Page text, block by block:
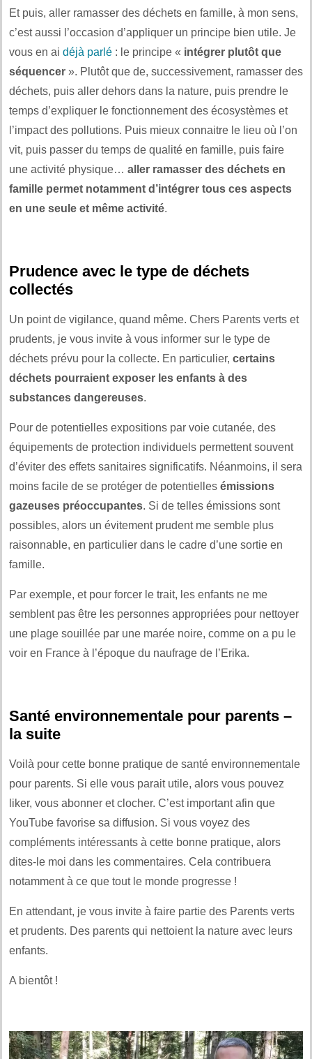
Et puis, aller ramasser des déchets en famille, à mon sens,
c’est aussi l’occasion d’appliquer un principe bien utile. Je
vous en ai déjà parlé : le principe « intégrer plutôt que
séquencer ». Plutôt que de, successivement, ramasser des
déchets, puis aller dehors dans la nature, puis prendre le
temps d’expliquer le fonctionnement des écosystèmes et
l’impact des pollutions. Puis mieux connaitre le lieu où l’on
vit, puis passer du temps de qualité en famille, puis faire
une activité physique… aller ramasser des déchets en
famille permet notamment d’intégrer tous ces aspects
en une seule et même activité.
Prudence avec le type de déchets
collectés
Un point de vigilance, quand même. Chers Parents verts et
prudents, je vous invite à vous informer sur le type de
déchets prévu pour la collecte. En particulier, certains
déchets pourraient exposer les enfants à des
substances dangereuses.
Pour de potentielles expositions par voie cutanée, des
équipements de protection individuels permettent souvent
d’éviter des effets sanitaires significatifs. Néanmoins, il sera
moins facile de se protéger de potentielles émissions
gazeuses préoccupantes. Si de telles émissions sont
possibles, alors un évitement prudent me semble plus
raisonnable, en particulier dans le cadre d’une sortie en
famille.
Par exemple, et pour forcer le trait, les enfants ne me
semblent pas être les personnes appropriées pour nettoyer
une plage souillée par une marée noire, comme on a pu le
voir en France à l’époque du naufrage de l’Erika.
Santé environnementale pour parents –
la suite
Voilà pour cette bonne pratique de santé environnementale
pour parents. Si elle vous parait utile, alors vous pouvez
liker, vous abonner et clocher. C’est important afin que
YouTube favorise sa diffusion. Si vous voyez des
compléments intéressants à cette bonne pratique, alors
dites-le moi dans les commentaires. Cela contribuera
notamment à ce que tout le monde progresse !
En attendant, je vous invite à faire partie des Parents verts
et prudents. Des parents qui nettoient la nature avec leurs
enfants.
A bientôt !